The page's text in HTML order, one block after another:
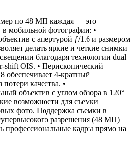
по 48 МП каждая — это
мобильной фотографии: •
с апертурой ƒ/1.6 и размером
делать яркие и четкие снимки
благодаря технологии dual
shift OIS. • Перископический
обеспечивает 4-кратный
качества. •
объектив с углом обзора в 120°
возможности для съемки
фото. Поддержка съемки в
разрешения (48 МП)
профессиональные кадры прямо на